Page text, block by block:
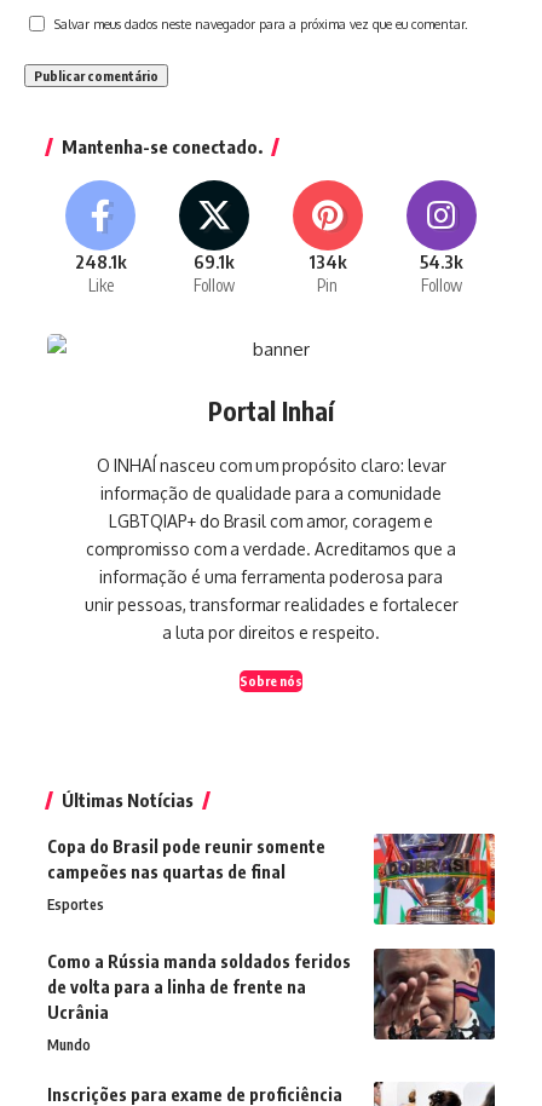
Salvar meus dados neste navegador para a próxima vez que eu comentar.
Mantenha-se conectado.
248.1k
Like
69.1k
Follow
134k
Pin
54.3k
Follow
Portal Inhaí
O INHAÍ nasceu com um propósito claro: levar
informação de qualidade para a comunidade
LGBTQIAP+ do Brasil com amor, coragem e
compromisso com a verdade. Acreditamos que a
informação é uma ferramenta poderosa para
unir pessoas, transformar realidades e fortalecer
a luta por direitos e respeito.
Sobre nós
Últimas Notícias
Copa do Brasil pode reunir somente
campeões nas quartas de final
Esportes
Como a Rússia manda soldados feridos
de volta para a linha de frente na
Ucrânia
Mundo
Inscrições para exame de proficiência